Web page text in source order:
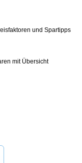
und Spartipps
mit Übersicht